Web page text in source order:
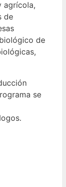
agrícola,
de
de
se